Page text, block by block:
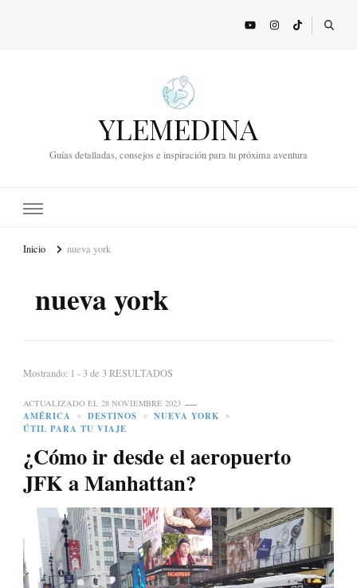
YLEMEDINA
Guías detalladas, consejos e inspiración para tu próxima aventura
Inicio nueva york
nueva york
Mostrando: 1 - 3 de 3 RESULTADOS
ACTUALIZADO EL 28 NOVIEMBRE 2023
AMÉRICA DESTINOS
NUEVA YORK
ÚTIL PARA TU VIAJE
¿Cómo ir desde el aeropuerto
JFK a Manhattan?